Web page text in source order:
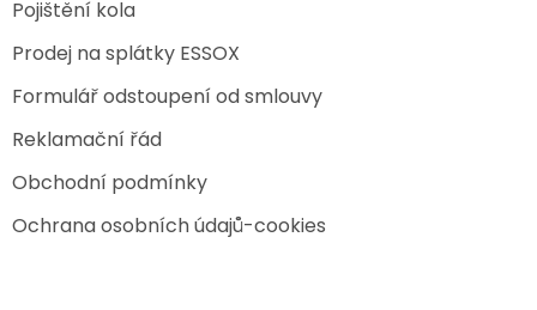
Pojištění kola
Prodej na splátky ESSOX
Formulář odstoupení od smlouvy
Reklamační řád
Obchodní podmínky
Ochrana osobních údajů-cookies